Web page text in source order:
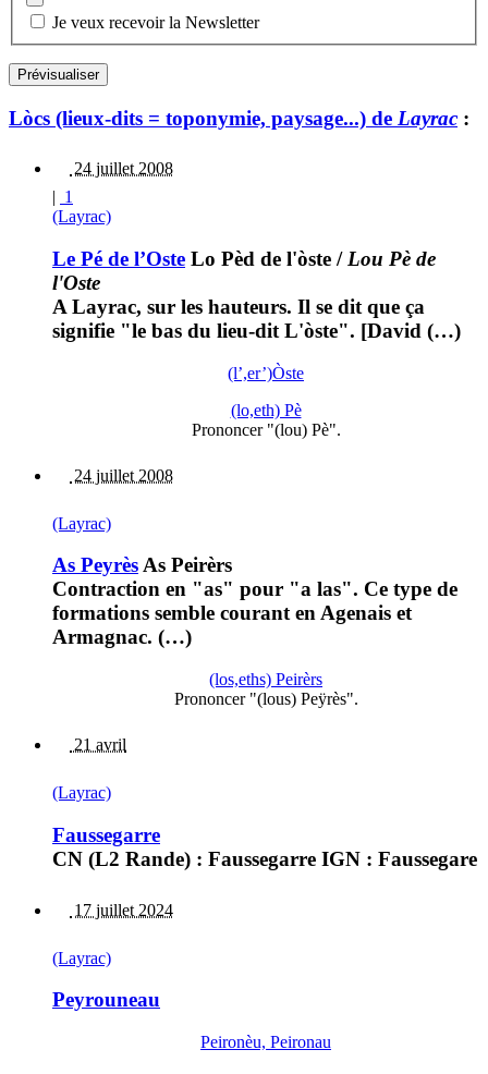
Je veux recevoir la Newsletter
Lòcs (lieux-dits = toponymie, paysage...) de Layrac :
24 juillet 2008
| 1
(Layrac)
Le Pé de l’Oste Lo Pèd de l'òste / Lou Pè de
l'Oste
A Layrac, sur les hauteurs. Il se dit que ça
signifie "le bas du lieu-dit L'òste". [David (…)
(l’,er’)Òste
(lo,eth) Pè
Prononcer "(lou) Pè".
24 juillet 2008
(Layrac)
As PeyrèsAs Peirèrs
Contraction en "as" pour "a las". Ce type de
formations semble courant en Agenais et
Armagnac. (…)
(los,eths) Peirèrs
Prononcer "(lous) Peÿrès".
21 avril
(Layrac)
Faussegarre
CN (L2 Rande) : Faussegarre IGN : Faussegare
17 juillet 2024
(Layrac)
Peyrouneau
Peironèu, Peironau